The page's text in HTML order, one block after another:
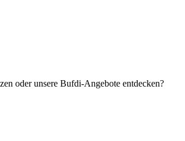
oder unsere Bufdi-Angebote entdecken?